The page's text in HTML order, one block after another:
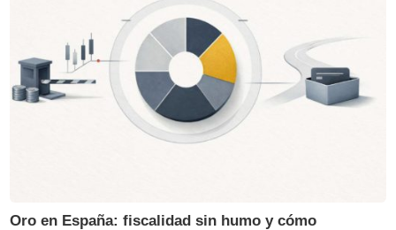
Oro en España: fiscalidad sin humo y cómo